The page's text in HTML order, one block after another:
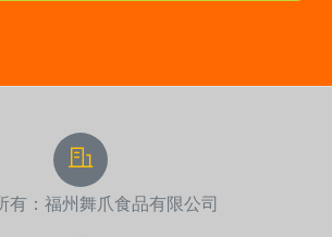
有：福州舞爪食品有限公司